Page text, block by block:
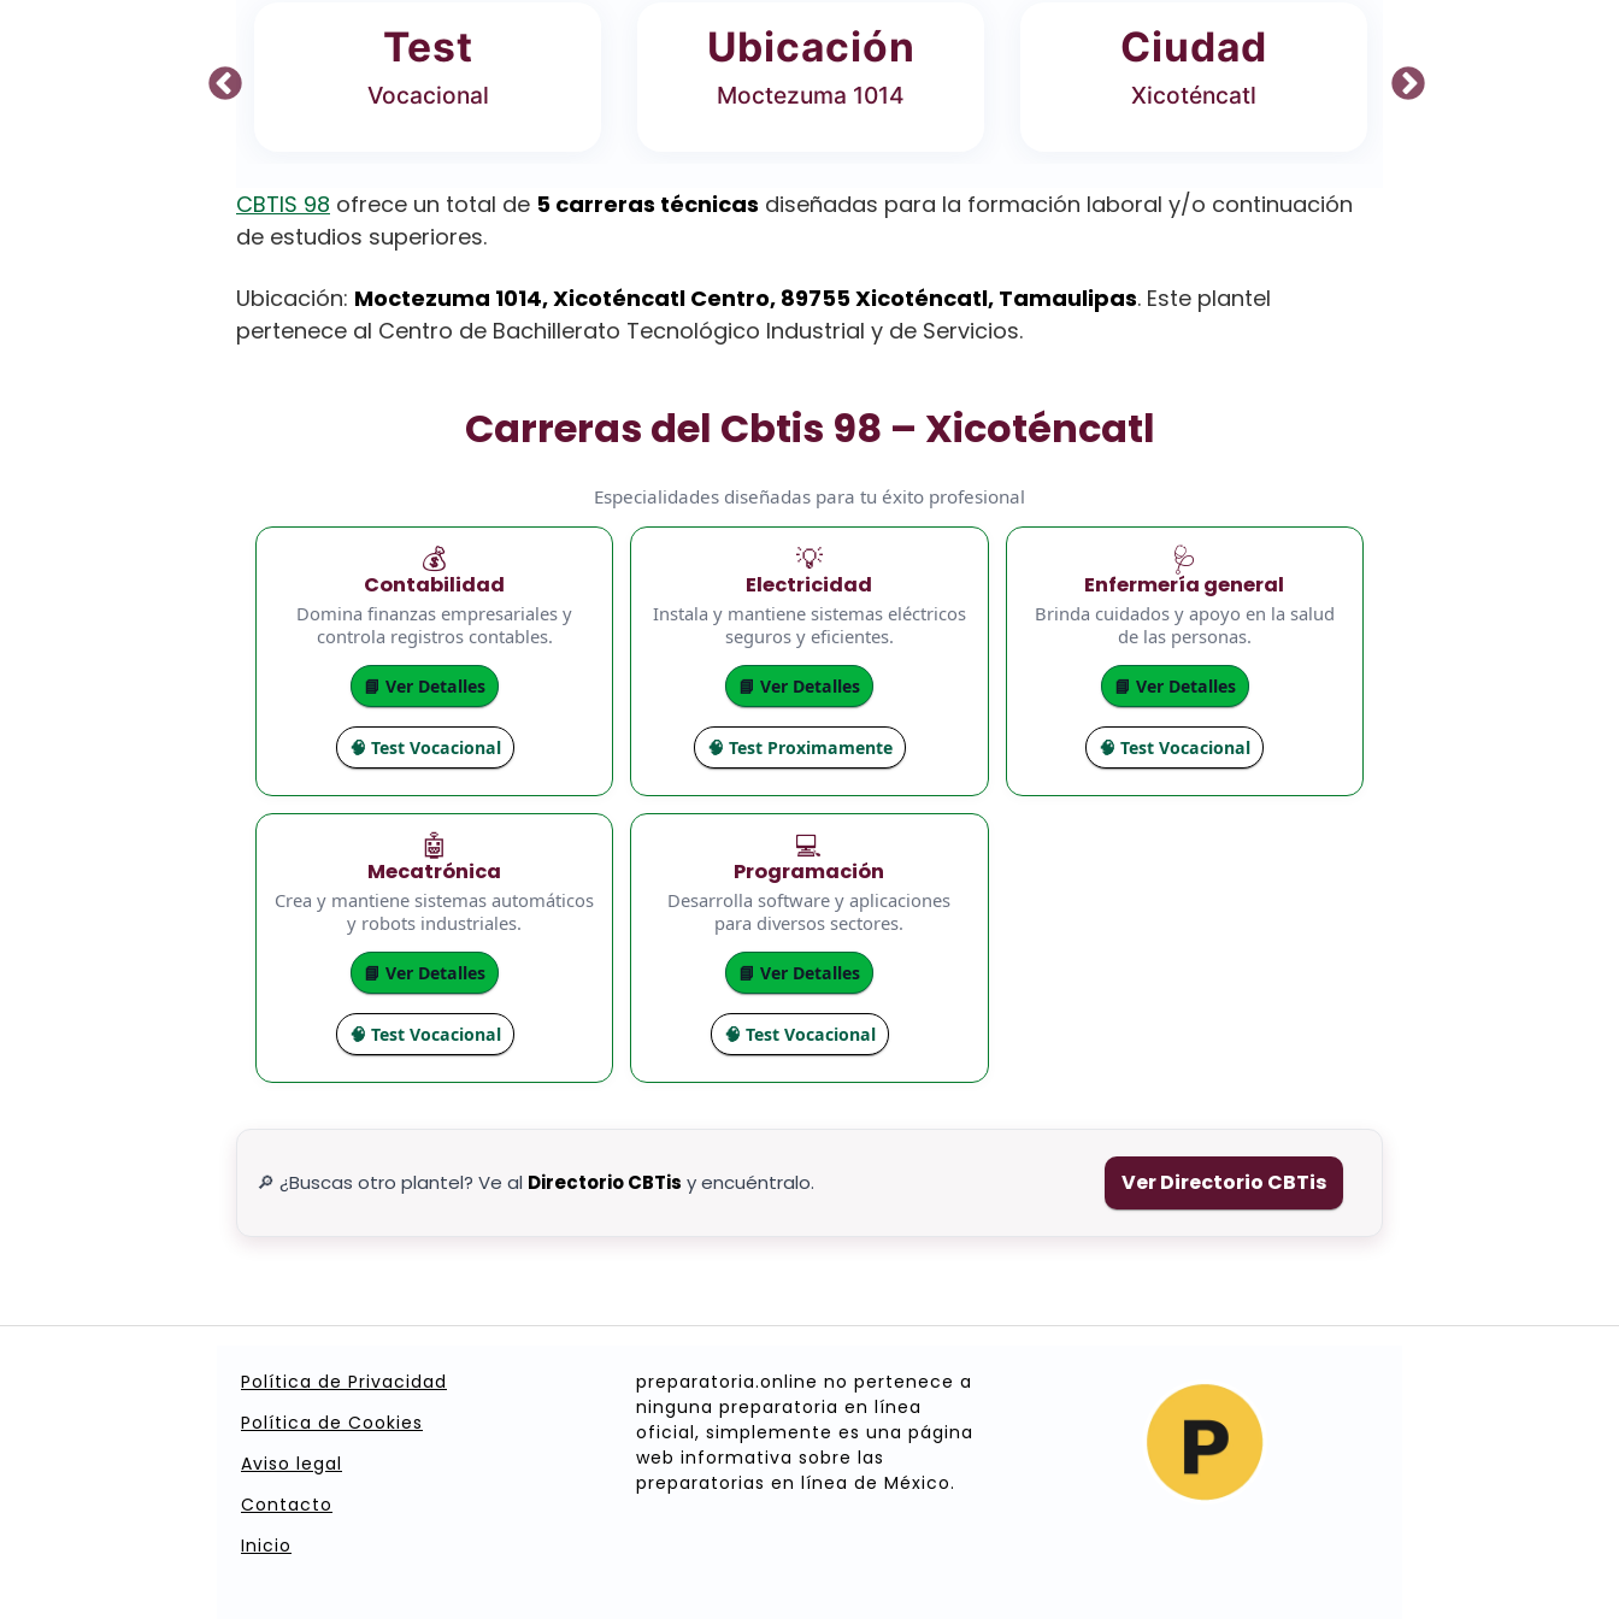
Test
Vocacional
Ubicación
Moctezuma 1014
Ciudad
Xicoténcatl
CBTIS 98 ofrece un total de 5 carreras técnicas diseñadas para la formación laboral y/o continuación
de estudios superiores.
Ubicación: Moctezuma 1014, Xicoténcatl Centro, 89755 Xicoténcatl, Tamaulipas. Este plantel
pertenece al Centro de Bachillerato Tecnológico Industrial y de Servicios.
Carreras del Cbtis 98 – Xicoténcatl
Especialidades diseñadas para tu éxito profesional
💰
Contabilidad
Domina finanzas empresariales y
controla registros contables.
📘 Ver Detalles
🧠 Test Vocacional
💡
Electricidad
Instala y mantiene sistemas eléctricos
seguros y eficientes.
📘 Ver Detalles
🧠 Test Proximamente
🩺
Enfermería general
Brinda cuidados y apoyo en la salud
de las personas.
📘 Ver Detalles
🧠 Test Vocacional
🤖
Mecatrónica
Crea y mantiene sistemas automáticos
y robots industriales.
📘 Ver Detalles
🧠 Test Vocacional
💻
Programación
Desarrolla software y aplicaciones
para diversos sectores.
📘 Ver Detalles
🧠 Test Vocacional
🔎 ¿Buscas otro plantel? Ve al Directorio CBTis y encuéntralo. Ver Directorio CBTis
Política de Privacidad
Política de Cookies
Aviso legal
Contacto
Inicio
preparatoria.online no pertenece a
ninguna preparatoria en línea
oficial, simplemente es una página
web informativa sobre las
preparatorias en línea de México.